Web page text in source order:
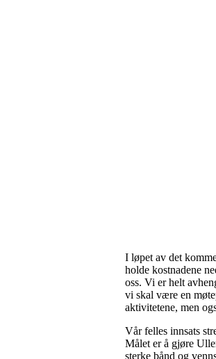
I løpet av det
holde kostnadene
oss. Vi er helt
vi skal være en
aktivitetene, men
Vår felles innsats
Målet er å gjøre
sterke bånd og